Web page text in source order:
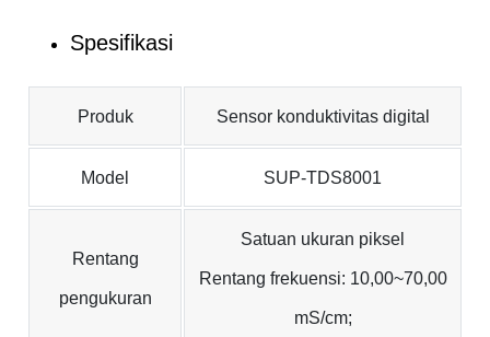
Spesifikasi
Produk Sensor konduktivitas digital
Model SUP-TDS8001
Rentang
pengukuran
Satuan ukuran piksel
Rentang frekuensi: 10,00~70,00
mS/cm;